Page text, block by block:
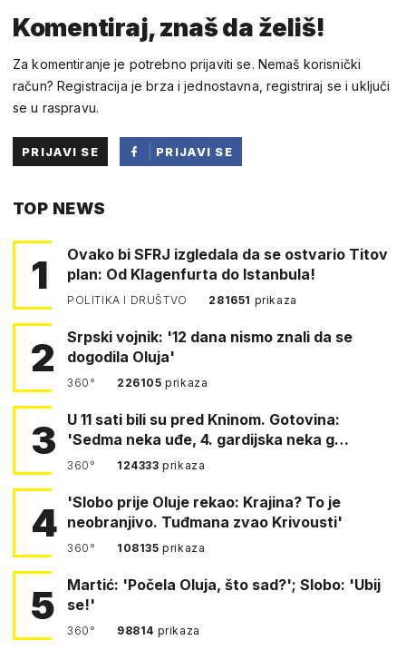
Komentiraj, znaš da želiš!
Za komentiranje je potrebno prijaviti se. Nemaš korisnički
račun? Registracija je brza i jednostavna, registriraj se i uključi
se u raspravu.
PRIJAVI SE
PRIJAVI SE
TOP NEWS
1
Ovako bi SFRJ izgledala da se ostvario Titov
plan: Od Klagenfurta do Istanbula!
POLITIKA I DRUŠTVO 281651 prikaza
2
Srpski vojnik: '12 dana nismo znali da se
dogodila Oluja'
360° 226105prikaza
3
U 11 sati bili su pred Kninom. Gotovina:
'Sedma neka uđe, 4. gardijska neka g…
360° 124333prikaza
4
'Slobo prije Oluje rekao: Krajina? To je
neobranjivo. Tuđmana zvao Krivousti'
360° 108135prikaza
5
Martić: 'Počela Oluja, što sad?'; Slobo: 'Ubij
se!'
360° 98814 prikaza